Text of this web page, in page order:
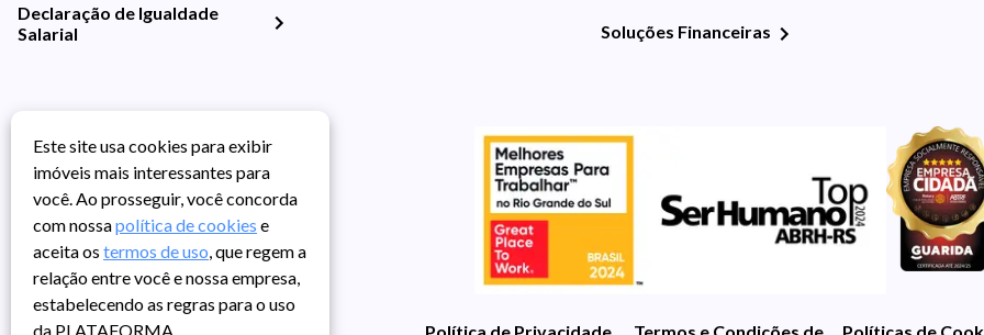
Declaração de Igualdade
Salarial
Soluções Financeiras
Política de Privacidade Termos e Condições de UsoPolíticas de
Este site usa cookies para exibir
imóveis mais interessantes para
você. Ao prosseguir, você concorda
com nossapolítica de cookies e
aceita os termos de uso, que regem a
relação entre você e nossa empresa,
estabelecendo as regras para o uso
da PLATAFORMA.